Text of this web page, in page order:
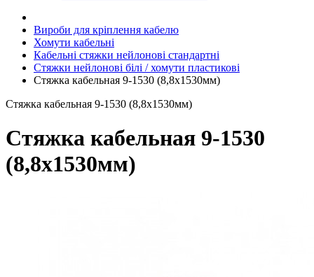
Вироби для кріплення кабелю
Хомути кабельні
Кабельні стяжки нейлонові стандартні
Стяжки нейлонові білі / хомути пластикові
Стяжка кабельная 9-1530 (8,8х1530мм)
Стяжка кабельная 9-1530 (8,8х1530мм)
Стяжка кабельная 9-1530
(8,8х1530мм)